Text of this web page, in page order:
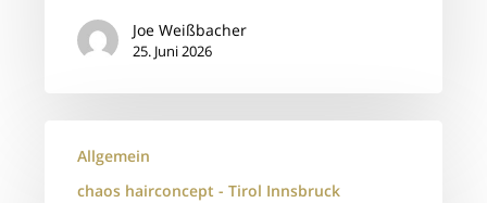
Joe Weißbacher
25. Juni 2026
Haarpflege
Allgemein
chaos hairconcept - Tirol Innsbruck